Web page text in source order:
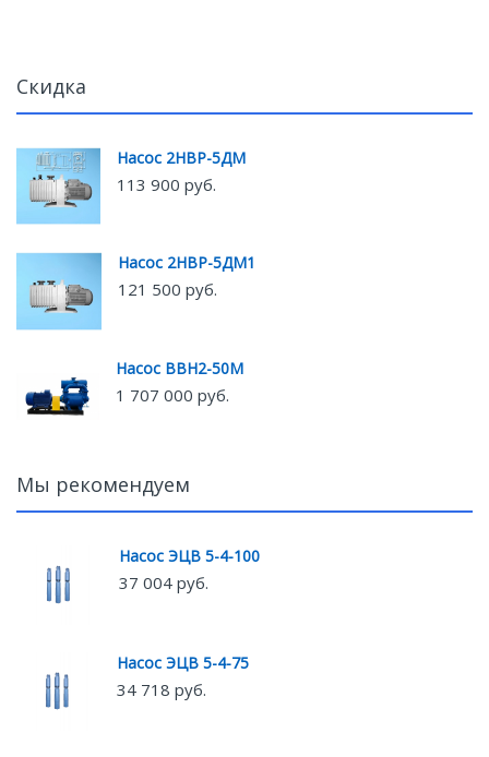
Скидка
Насос 2НВР-5ДМ
113 900 руб.
Насос 2НВР-5ДМ1
121 500 руб.
Насос ВВН2-50М
1 707 000 руб.
Мы рекомендуем
Насос ЭЦВ 5-4-100
37 004 руб.
Насос ЭЦВ 5-4-75
34 718 руб.